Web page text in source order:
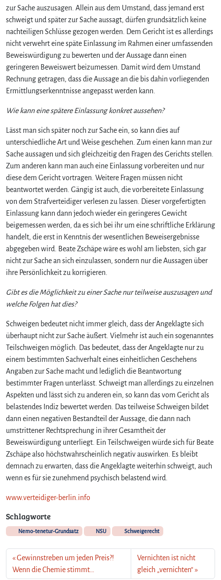
zur Sache auszusagen. Allein aus dem Umstand, dass jemand erst
schweigt und später zur Sache aussagt, dürfen grundsätzlich keine
nachteiligen Schlüsse gezogen werden. Dem Gericht ist es allerdings
nicht verwehrt eine späte Einlassung im Rahmen einer umfassenden
Beweiswürdigung zu bewerten und der Aussage dann einen
geringeren Beweiswert beizumessen. Damit wird dem Umstand
Rechnung getragen, dass die Aussage an die bis dahin vorliegenden
Ermittlungserkenntnisse angepasst werden kann.
Wie kann eine spätere Einlassung konkret aussehen?
Lässt man sich später noch zur Sache ein, so kann dies auf
unterschiedliche Art und Weise geschehen. Zum einen kann man zur
Sache aussagen und sich gleichzeitig den Fragen des Gerichts stellen.
Zum anderen kann man auch eine Einlassung vorbereiten und nur
diese dem Gericht vortragen. Weitere Fragen müssen nicht
beantwortet werden. Gängig ist auch, die vorbereitete Einlassung
von dem Strafverteidiger verlesen zu lassen. Dieser vorgefertigten
Einlassung kann dann jedoch wieder ein geringeres Gewicht
beigemessen werden, da es sich bei ihr um eine schriftliche Erklärung
handelt, die erst in Kenntnis der wesentlichen Beweisergebnisse
abgegeben wird. Beate Zschäpe wäre es wohl am liebsten, sich gar
nicht zur Sache an sich einzulassen, sondern nur die Aussagen über
ihre Persönlichkeit zu korrigieren.
Gibt es die Möglichkeit zu einer Sache nur teilweise auszusagen und
welche Folgen hat dies?
Schweigen bedeutet nicht immer gleich, dass der Angeklagte sich
überhaupt nicht zur Sache äußert. Vielmehr ist auch ein sogenanntes
Teilschweigen möglich. Das bedeutet, dass der Angeklagte nur zu
einem bestimmten Sachverhalt eines einheitlichen Geschehens
Angaben zur Sache macht und lediglich die Beantwortung
bestimmter Fragen unterlässt. Schweigt man allerdings zu einzelnen
Aspekten und lässt sich zu anderen ein, so kann das vom Gericht als
belastendes Indiz bewertet werden. Das teilweise Schweigen bildet
dann einen negativen Bestandteil der Aussage, die dann nach
umstrittener Rechtsprechung in ihrer Gesamtheit der
Beweiswürdigung unterliegt. Ein Teilschweigen würde sich für Beate
Zschäpe also höchstwahrscheinlich negativ auswirken. Es bleibt
demnach zu erwarten, dass die Angeklagte weiterhin schweigt, auch
wenn es für sie zunehmend psychisch belastend wird.
www.verteidiger-berlin.info
Schlagworte
Nemo-tenetur-Grundsatz NSU Schweigerecht
Gewinnstreben um jeden Preis?!
Wenn die Chemie stimmt…
Vernichten ist nicht
gleich „vernichten“